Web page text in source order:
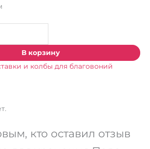
В корзину
и колбы для благовоний
кто оставил отзыв